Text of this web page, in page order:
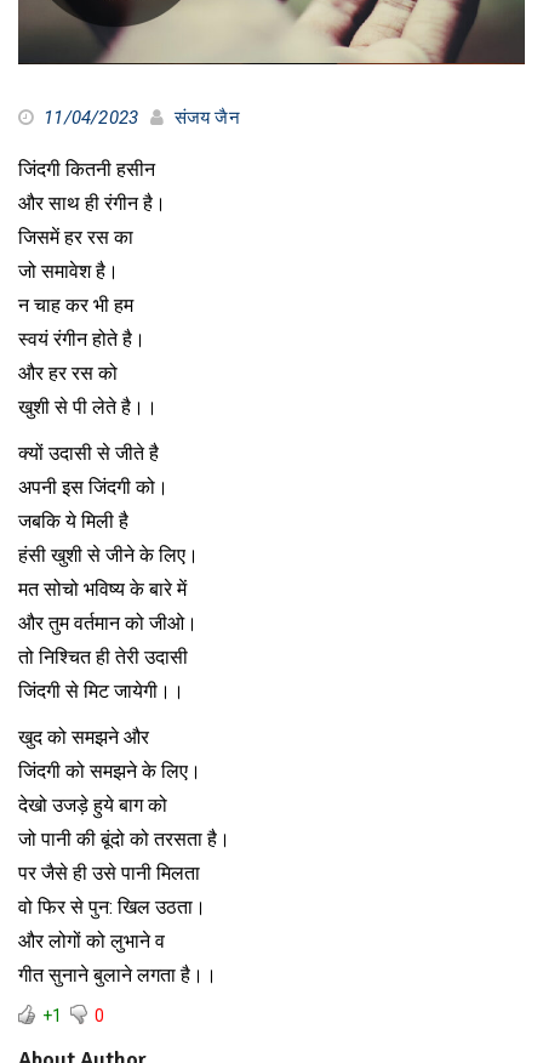
11/04/2023 संजय जैन
जिंदगी कितनी हसीन
और साथ ही रंगीन है।
जिसमें हर रस का
जो समावेश है।
न चाह कर भी हम
स्वयं रंगीन होते है।
और हर रस को
खुशी से पी लेते है।।
क्यों उदासी से जीते है
अपनी इस जिंदगी को।
जबकि ये मिली है
हंसी खुशी से जीने के लिए।
मत सोचो भविष्य के बारे में
और तुम वर्तमान को जीओ।
तो निश्चित ही तेरी उदासी
जिंदगी से मिट जायेगी।।
खुद को समझने और
जिंदगी को समझने के लिए।
देखो उजड़े हुये बाग को
जो पानी की बूंदो को तरसता है।
पर जैसे ही उसे पानी मिलता
वो फिर से पुन: खिल उठता।
और लोगों को लुभाने व
गीत सुनाने बुलाने लगता है।।
+1 0